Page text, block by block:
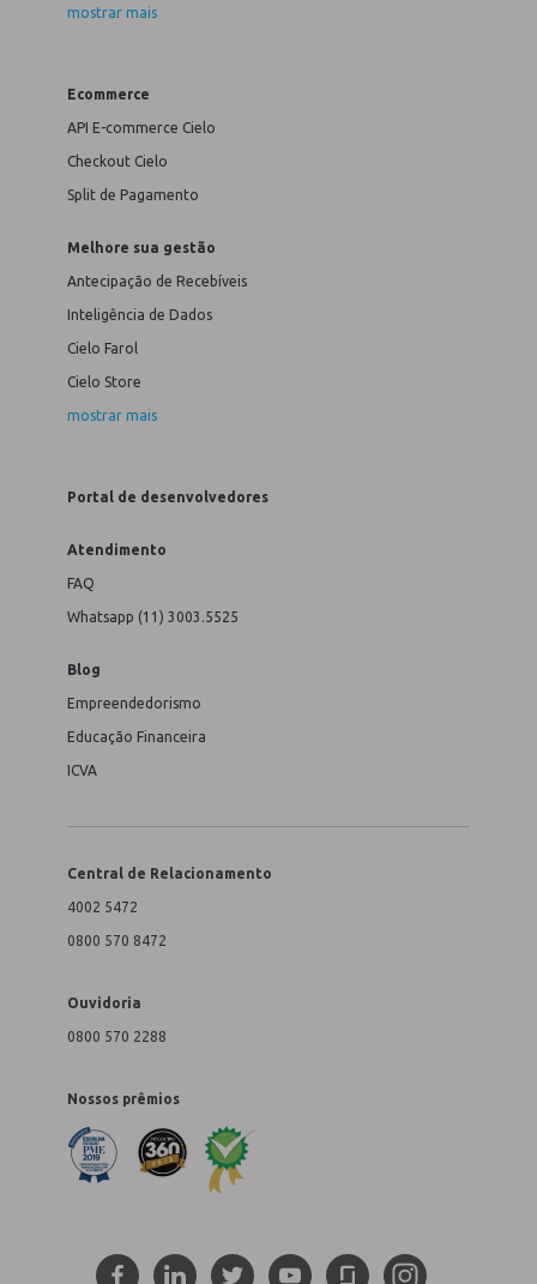
mostrar mais
Ecommerce
API E-commerce Cielo
Checkout Cielo
Split de Pagamento
Melhore sua gestão
Antecipação de Recebíveis
Inteligência de Dados
Cielo Farol
Cielo Store
mostrar mais
Portal de desenvolvedores
Atendimento
FAQ
Whatsapp (11) 3003.5525
Blog
Empreendedorismo
Educação Financeira
ICVA
Central de Relacionamento
4002 5472
0800 570 8472
Ouvidoria
0800 570 2288
Nossos prêmios